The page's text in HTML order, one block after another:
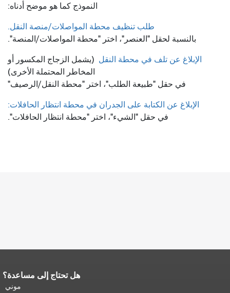
النموذج كما هو موضح أدناه:
طلب تنظيف محطة المواصلات/منصة النقل.
بالنسبة لحقل "العنصر"، اختر "محطة المواصلات/المنصة".
الإبلاغ عن تلف في محطة النقل (يشمل الزجاج المكسور أو
المخاطر المحتملة الأخرى)
في حقل "طبيعة الطلب"، اختر "محطة النقل/الرصيف"
الإبلاغ عن الكتابة على الجدران في محطة انتظار الحافلات:
في حقل "الشيء"، اختر "محطة انتظار الحافلات".
هل تحتاج إلى مساعدة؟
موني